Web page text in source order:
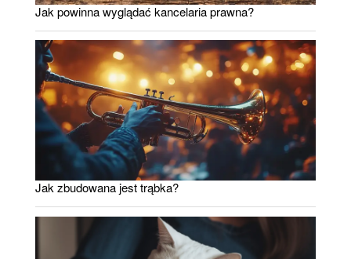
Jak powinna wyglądać kancelaria prawna?
Jak zbudowana jest trąbka?